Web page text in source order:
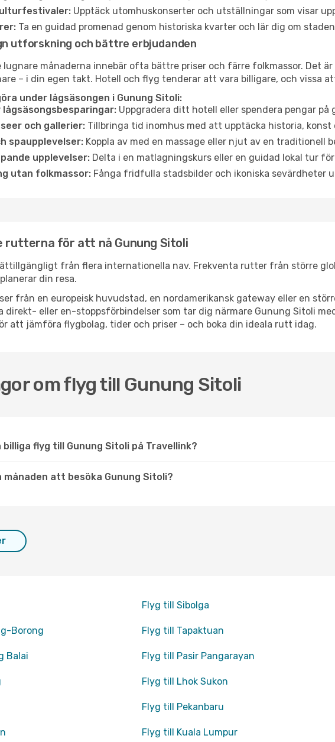
Upptäck utomhuskonserter och utställningar som visar
Ta en guidad promenad genom historiska kvarter och lär dig om
utforskning och bättre erbjudanden
lugnare månaderna innebär ofta bättre priser och färre folkmassor. Det
– i din egen takt. Hotell och flyg tenderar att vara billigare, och vissa
under lågsäsongen i Gunung Sitoli:
Uppgradera ditt hotell eller spendera pengar
och gallerier: Tillbringa tid inomhus med att upptäcka historia, konst
spaupplevelser: Koppla av med en massage eller njut av en traditionell
upplevelser: Delta i en matlagningskurs eller en guidad lokal tur
utan folkmassor: Fånga fridfulla stadsbilder och ikoniska sevärdheter
rutterna för att nå Gunung Sitoli
från flera internationella nav. Frekventa rutter från större
din resa.
från en europeisk huvudstad, en nordamerikansk gateway eller en
eller en-stoppsförbindelser som tar dig närmare Gunung Sitoli
att jämföra flygbolag, tider och priser – och boka din ideala rutt idag.
om flyg till Gunung Sitoli
flyg till Gunung Sitoli på Travellink?
månaden att besöka Gunung Sitoli?
Flyg till Sibolga
Borong Flyg till Tapaktuan
Balai Flyg till Pasir Pangarayan
Flyg till Lhok Sukon
Flyg till Pekanbaru
Flyg till Kuala Lumpur